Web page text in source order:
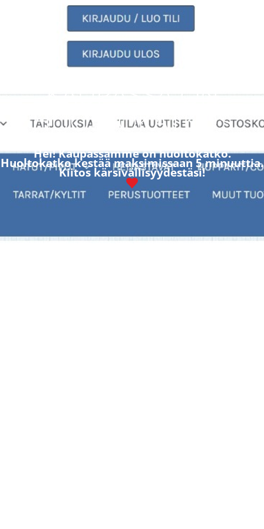
KAUPASSA ON
HUOLTOKATKOS
Hei! Kaupassamme on huoltokatko.
Huoltokatko kestää maksimissaan 5 minuuttia.
Kiitos kärsivällisyydestäsi!